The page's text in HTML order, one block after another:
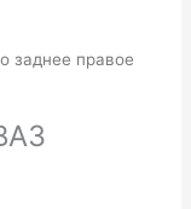
заднее правое